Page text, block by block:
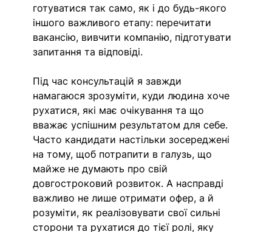
готуватися так само, як і до будь-якого
іншого важливого етапу: перечитати
вакансію, вивчити компанію, підготувати
запитання та відповіді.
Під час консультацій я завжди
намагаюся зрозуміти, куди людина хоче
рухатися, які має очікування та що
вважає успішним результатом для себе.
Часто кандидати настільки зосереджені
на тому, щоб потрапити в галузь, що
майже не думають про свій
довгостроковий розвиток. А насправді
важливо не лише отримати офер, а й
розуміти, як реалізовувати свої сильні
сторони та рухатися до тієї ролі, яку